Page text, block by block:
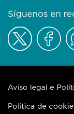
Síguenos en
Aviso legal e
Política de